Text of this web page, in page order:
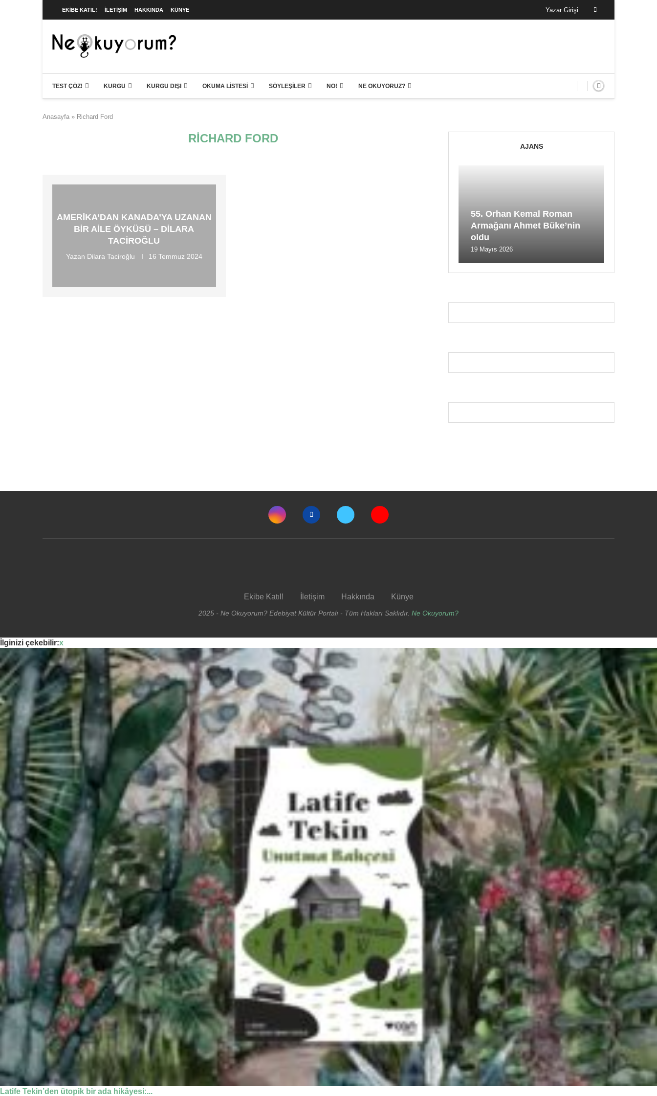
EKIBE KATIL! İLETIŞIM HAKKINDA KÜNYE Yazar Girişi
TEST ÇÖZ! KURGU KURGU DIŞI OKUMA LISTESI SÖYLEŞILER NO! NE OKUYORUZ?
Anasayfa » Richard Ford
RICHARD FORD
AMERIKA’DAN KANADA’YA UZANAN
BIR AILE ÖYKÜSÜ – DILARA
TACIROĞLU
Yazan Dilara Taciroğlu 16 Temmuz 2024
AJANS
55. Orhan Kemal Roman
Armağanı Ahmet Büke’nin
oldu
19 Mayıs 2026
Ekibe Katıl! İletişim Hakkında Künye
2025 - Ne Okuyorum? Edebiyat Kültür Portalı - Tüm Hakları Saklıdır. Ne Okuyorum?
İlginizi çekebilir:x
Latife Tekin’den ütopik bir ada hikâyesi:...